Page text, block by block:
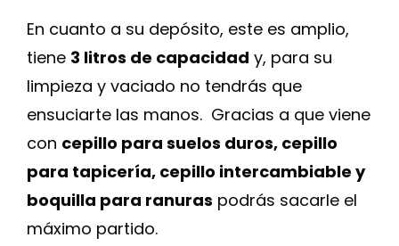
En cuanto a su depósito, este es amplio,
tiene 3 litros de capacidad y, para su
limpieza y vaciado no tendrás que
ensuciarte las manos. Gracias a que viene
con cepillo para suelos duros, cepillo
para tapicería, cepillo intercambiable y
boquilla para ranuras podrás sacarle el
máximo partido.